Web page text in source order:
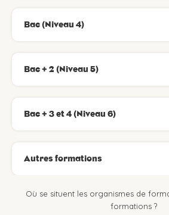
Bac (Niveau 4)
Bac + 2 (Niveau 5)
Bac + 3 et 4 (Niveau 6)
Autres formations
Où se situent les organismes de
formations ?